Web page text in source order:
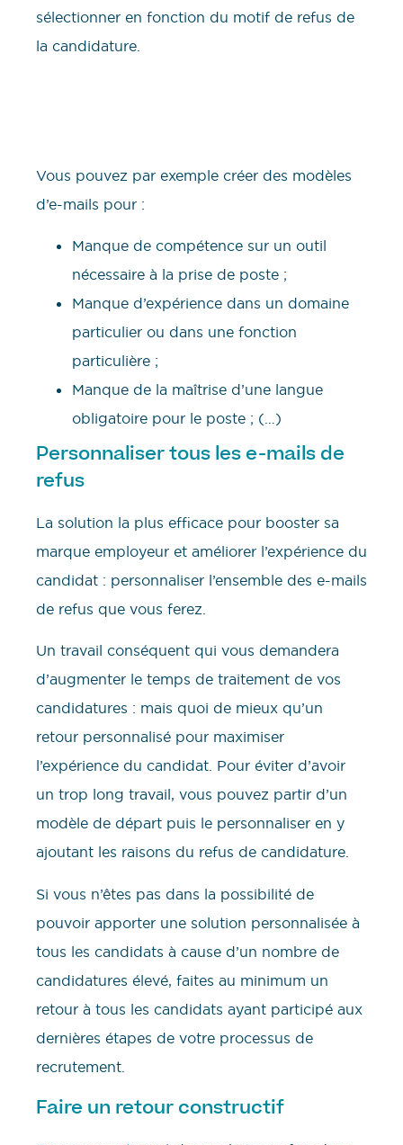
sélectionner en fonction du motif de refus de
la candidature.
Vous pouvez par exemple créer des modèles
d’e-mails pour :
Manque de compétence sur un outil
nécessaire à la prise de poste ;
Manque d’expérience dans un domaine
particulier ou dans une fonction
particulière ;
Manque de la maîtrise d’une langue
obligatoire pour le poste ; (…)
Personnaliser tous les e-mails de
refus
La solution la plus efficace pour booster sa
marque employeur et améliorer l’expérience du
candidat : personnaliser l’ensemble des e-mails
de refus que vous ferez.
Un travail conséquent qui vous demandera
d’augmenter le temps de traitement de vos
candidatures : mais quoi de mieux qu’un
retour personnalisé pour maximiser
l’expérience du candidat. Pour éviter d’avoir
un trop long travail, vous pouvez partir d’un
modèle de départ puis le personnaliser en y
ajoutant les raisons du refus de candidature.
Si vous n’êtes pas dans la possibilité de
pouvoir apporter une solution personnalisée à
tous les candidats à cause d’un nombre de
candidatures élevé, faites au minimum un
retour à tous les candidats ayant participé aux
dernières étapes de votre processus de
recrutement.
Faire un retour constructif